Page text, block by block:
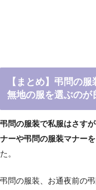
【まとめ】弔問の
無地の服を選ぶのが
弔問の服装で私服はさす
ナーや弔問の服装マナー
た。
弔問の服装、お通夜前の